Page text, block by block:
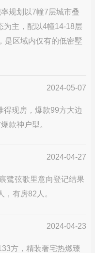
规划以7幢7层城市叠
为主，配以4幢14-18层
是区域内仅有的低密墅
2024-05-07
得现房，爆款99方大边
款神户型。
2024-04-27
鹭弦歌里意向登记结果
有房82人。
2024-04-23
方，精装奢宅热燃臻